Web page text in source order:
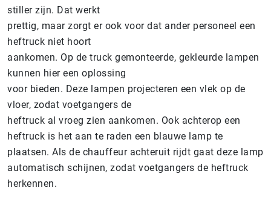
stiller zijn. Dat werkt
prettig, maar zorgt er ook voor dat ander personeel een
heftruck niet hoort
aankomen. Op de truck gemonteerde, gekleurde lampen
kunnen hier een oplossing
voor bieden. Deze lampen projecteren een vlek op de
vloer, zodat voetgangers de
heftruck al vroeg zien aankomen. Ook achterop een
heftruck is het aan te raden een blauwe lamp te
plaatsen. Als de chauffeur achteruit rijdt gaat deze lamp
automatisch schijnen, zodat voetgangers de heftruck
herkennen.